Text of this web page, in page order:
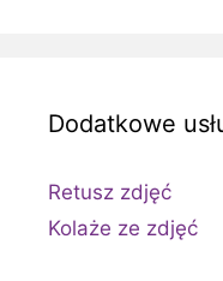
Dodatkowe
Retusz zdjęć
Kolaże ze zdjęć